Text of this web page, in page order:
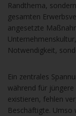
Randthema,
gesamten
angesetzte
Notwendigkeit,
Ein zentrales
während für
existieren, fehlen
Beschäftigte. Umso